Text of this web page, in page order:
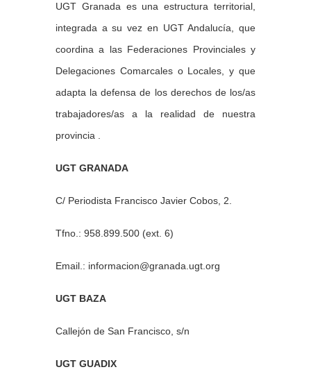
UGT Granada es una estructura territorial,
integrada a su vez en UGT Andalucía, que
coordina a las Federaciones Provinciales y
Delegaciones Comarcales o Locales, y que
adapta la defensa de los derechos de los/as
trabajadores/as a la realidad de nuestra
provincia .
UGT GRANADA
C/ Periodista Francisco Javier Cobos, 2.
Tfno.: 958.899.500 (ext. 6)
Email.: informacion@granada.ugt.org
UGT BAZA
Callejón de San Francisco, s/n
UGT GUADIX